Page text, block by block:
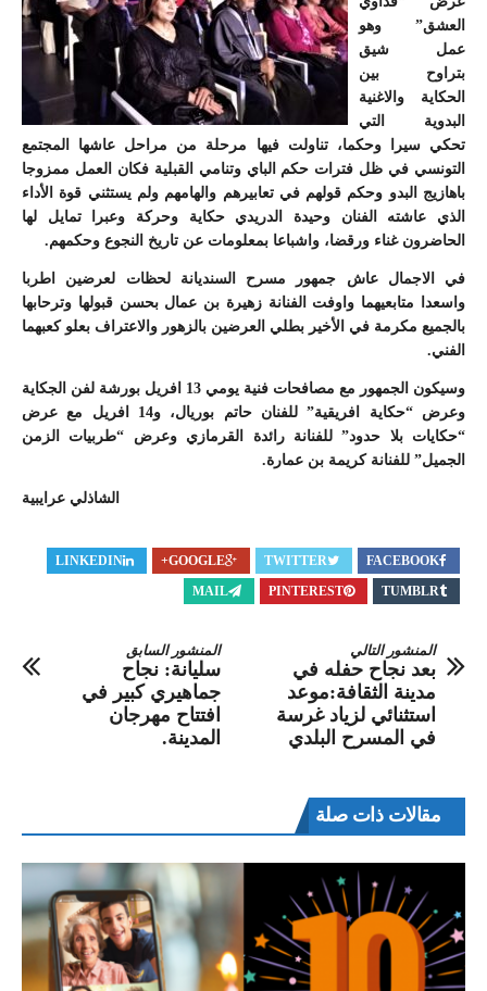
العشق” وهو
عمل شيق
بتراوح بين
الحكاية والاغنية
البدوية التي
تحكي سيرا وحكما، تناولت فيها مرحلة من مراحل عاشها المجتمع
التونسي في ظل فترات حكم الباي وتنامي القبلية فكان العمل ممزوجا
باهازيج البدو وحكم قولهم في تعابيرهم والهامهم ولم يستثني قوة الأداء
الذي عاشته الفنان وحيدة الدريدي حكاية وحركة وعبرا تمايل لها
الحاضرون غناء ورقضا، واشباعا بمعلومات عن تاريخ النجوع وحكمهم.
في الاجمال عاش جمهور مسرح السنديانة لحظات لعرضين اطربا
واسعدا متابعيهما واوفت الفنانة زهيرة بن عمال بحسن قبولها وترحابها
بالجميع مكرمة في الأخير بطلي العرضين بالزهور والاعتراف بعلو كعبهما
الفني.
وسيكون الجمهور مع مصافحات فنية يومي 13 افريل بورشة لفن الجكاية
وعرض “حكاية افريقية” للفنان حاتم بوريال، و14 افريل مع عرض
“حكايات بلا حدود” للفنانة رائدة القرمازي وعرض “طربيات الزمن
الجميل” للفنانة كريمة بن عمارة.
الشاذلي عرايبية
FACEBOOK
TWITTER
GOOGLE+
LINKEDIN
TUMBLR
PINTEREST
MAIL
المنشور السابق
سليانة: نجاح
جماهيري كبير في
افتتاح مهرجان
المدينة.
المنشور التالي
بعد نجاح حفله في
مدينة الثقافة:موعد
استثنائي لزياد غرسة
في المسرح البلدي
مقالات ذات صلة